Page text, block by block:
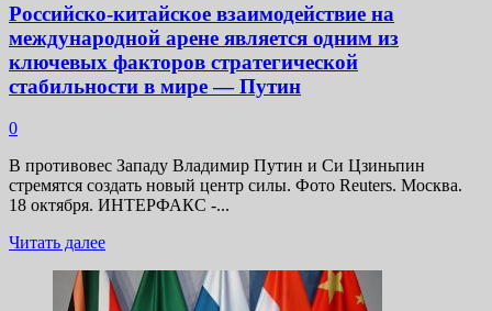
Российско-китайское взаимодействие на
международной арене является одним из
ключевых факторов стратегической
стабильности в мире — Путин
0
В противовес Западу Владимир Путин и Си Цзиньпин
стремятся создать новый центр силы. Фото Reuters. Москва.
18 октября. ИНТЕРФАКС -...
Читать далееПрочитать
о
Российско-